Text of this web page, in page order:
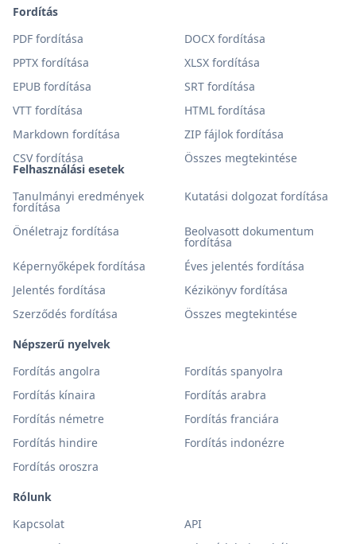
Felhasználási esetek
Tanulmányi eredmények
fordítása
Kutatási dolgozat fordítása
Önéletrajz fordítása Beolvasott dokumentum
fordítása
Képernyőképek fordítása
Éves jelentés fordítása
Jelentés fordítása
Kézikönyv fordítása
Szerződés fordítása
Összes megtekintése
Népszerű nyelvek
Fordítás angolra
Fordítás spanyolra
Fordítás kínaira
Fordítás arabra
Fordítás németre
Fordítás franciára
Fordítás hindire
Fordítás indonézre
Fordítás oroszra
Fordítás
PDF fordítása
DOCX fordítása
PPTX fordítása
XLSX fordítása
EPUB fordítása
SRT fordítása
VTT fordítása
HTML fordítása
Markdown fordítása
ZIP fájlok fordítása
CSV fordítása
Összes megtekintése
Rólunk
Kapcsolat
API